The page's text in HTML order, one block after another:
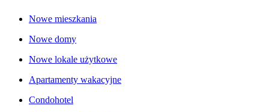
Nowe mieszkania
Nowe domy
Nowe lokale użytkowe
Apartamenty wakacyjne
Condohotel